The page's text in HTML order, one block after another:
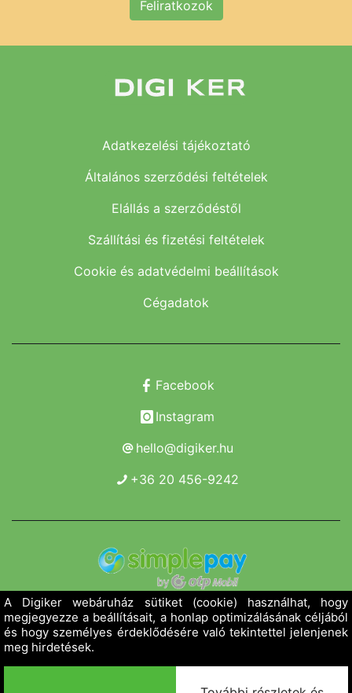
Feliratkozok
Adatkezelési tájékoztató
Általános szerződési feltételek
Elállás a szerződéstől
Szállítási és fizetési feltételek
Cookie és adatvédelmi beállítások
Cégadatok
Facebook
Instagram
hello@digiker.hu
+36 20 456-9242
Copyright 2019 - 2026. Borsod Agroker Zrt.